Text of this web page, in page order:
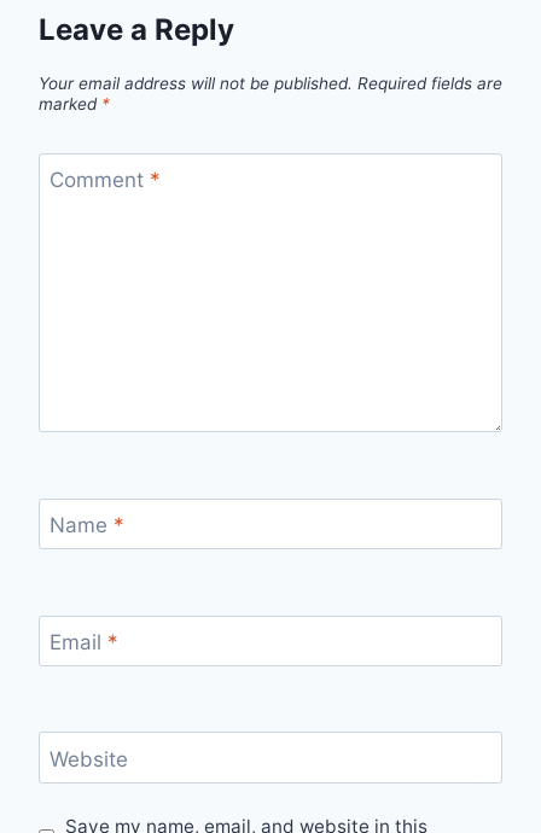
Leave a Reply
Your email address will not be published. Required fields are
marked *
Comment *
Name *
Email *
Website
Save my name, email, and website in this